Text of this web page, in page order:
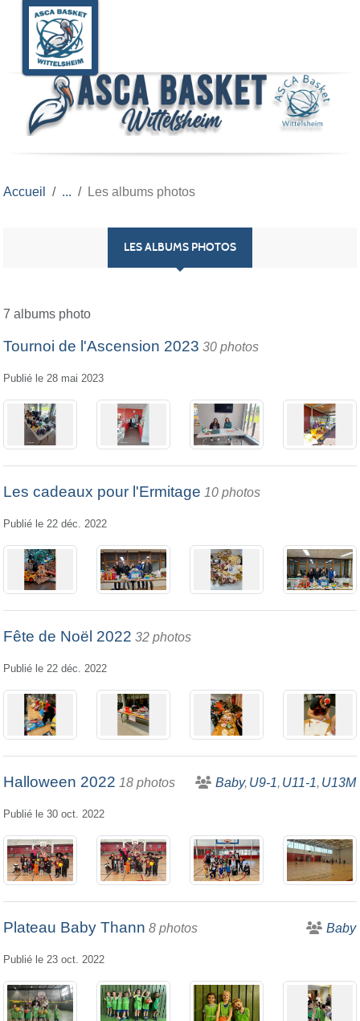
Accueil Les albums photos
LES ALBUMS PHOTOS
7 albums photo
Tournoi de l'Ascension 2023 30 photos
Publié le 28 mai 2023
Les cadeaux pour l'Ermitage 10 photos
Publié le 22 déc. 2022
Fête de Noël 2022 32 photos
Publié le 22 déc. 2022
Halloween 2022 18 photos Baby U9-1 U11-1 U13M
Publié le 30 oct. 2022
Plateau Baby Thann 8 photos Baby
Publié le 23 oct. 2022
Panneau de gestion des cookies